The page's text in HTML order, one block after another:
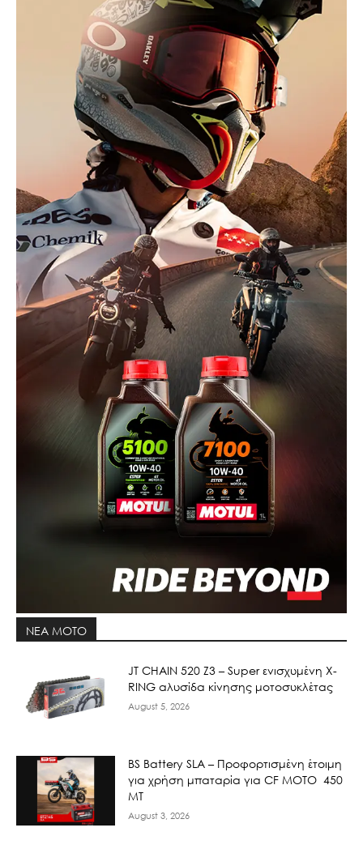
ΝΕΑ MOTO
JT CHAIN 520 Ζ3 – Super ενισχυμένη X-
RING αλυσίδα κίνησης μοτοσυκλέτας
August 5, 2026
BS Battery SLA – Προφορτισμένη έτοιμη
για χρήση μπαταρία για CF MOTO 450
MT
August 3, 2026